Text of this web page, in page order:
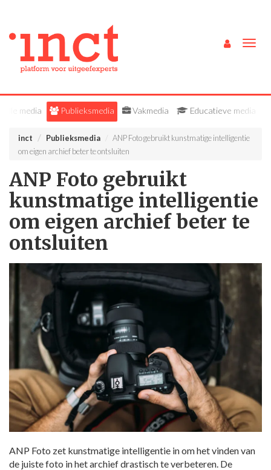
Alle media Publieksmedia Vakmedia Educatieve media
inct Publieksmedia
ANP Foto gebruikt kunstmatige intelligentie
om eigen archief beter te ontsluiten
ANP Foto gebruikt
kunstmatige intelligentie
om eigen archief beter te
ontsluiten
ANP Foto zet kunstmatige intelligentie in om het vinden van
de juiste foto in het archief drastisch te verbeteren. De